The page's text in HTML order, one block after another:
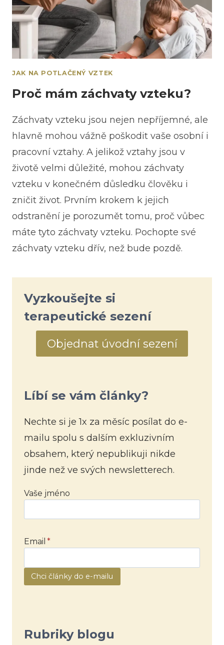
JAK NA POTLAČENÝ VZTEK
Proč mám záchvaty vzteku?
Záchvaty vzteku jsou nejen nepříjemné, ale
hlavně mohou vážně poškodit vaše osobní i
pracovní vztahy. A jelikož vztahy jsou v
životě velmi důležité, mohou záchvaty
vzteku v konečném důsledku člověku i
zničit život. Prvním krokem k jejich
odstranění je porozumět tomu, proč vůbec
máte tyto záchvaty vzteku. Pochopte své
záchvaty vzteku dřív, než bude pozdě.
Vyzkoušejte si
terapeutické sezení
Objednat úvodní sezení
Líbí se vám články?
Nechte si je 1x za měsíc posílat do e-
mailu spolu s dalším exkluzivním
obsahem, který nepublikuji nikde
jinde než ve svých newsletterech.
Vaše jméno
Email *
Chci články do e-mailu
Rubriky blogu